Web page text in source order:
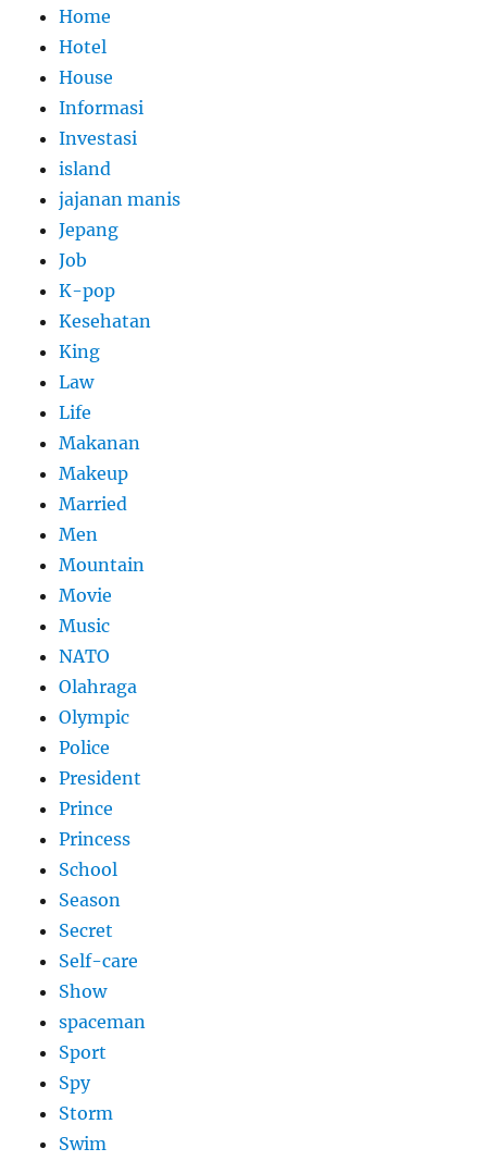
Home
Hotel
House
Informasi
Investasi
island
jajanan manis
Jepang
Job
K-pop
Kesehatan
King
Law
Life
Makanan
Makeup
Married
Men
Mountain
Movie
Music
NATO
Olahraga
Olympic
Police
President
Prince
Princess
School
Season
Secret
Self-care
Show
spaceman
Sport
Spy
Storm
Swim